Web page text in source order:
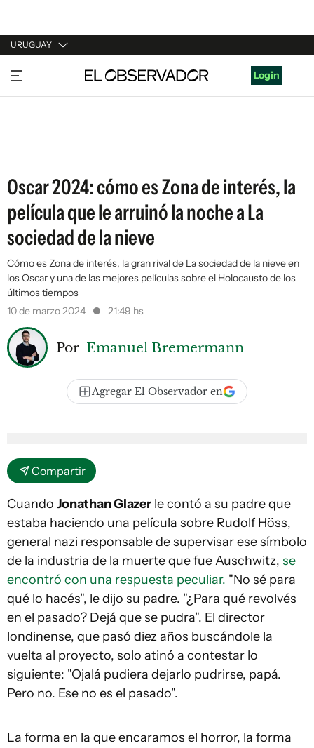
URUGUAY
URUGUAY
ARGENTINA
Login
Oscar 2024: cómo es Zona de interés, la
película que le arruinó la noche a La
sociedad de la nieve
Cómo es Zona de interés, la gran rival de La sociedad de la nieve en
los Oscar y una de las mejores películas sobre el Holocausto de los
últimos tiempos
10 de marzo 2024
21:49 hs
Por Emanuel Bremermann
Agregar El Observador en
Compartir
Cuando Jonathan Glazer le contó a su padre que
estaba haciendo una película sobre Rudolf Höss,
general nazi responsable de supervisar ese símbolo
de la industria de la muerte que fue Auschwitz, se
encontró con una respuesta peculiar. "No sé para
qué lo hacés", le dijo su padre. "¿Para qué revolvés
en el pasado? Dejá que se pudra". El director
londinense, que pasó diez años buscándole la
vuelta al proyecto, solo atinó a contestar lo
siguiente: "Ojalá pudiera dejarlo pudrirse, papá.
Pero no. Ese no es el pasado".
La forma en la que encaramos el horror, la forma